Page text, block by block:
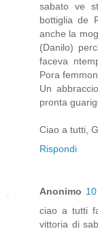
sabato ve
bottiglia de
anche la
(Danilo)
faceva
Pora
Un
pronta
Ciao a tutti,
Rispondi
Anonimo
ciao a tutti
vittoria di